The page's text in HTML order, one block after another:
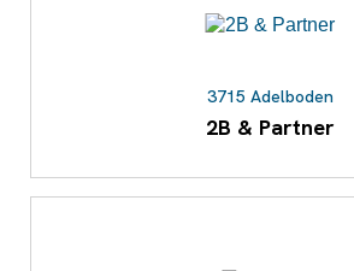
3715 Adelboden
2B & Partner